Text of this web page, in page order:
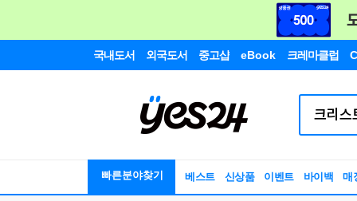
국내도서 외국도서 중고샵 eBook 크레마클럽
빠른분야찾기 베스트 신상품 이벤트 바이백 매